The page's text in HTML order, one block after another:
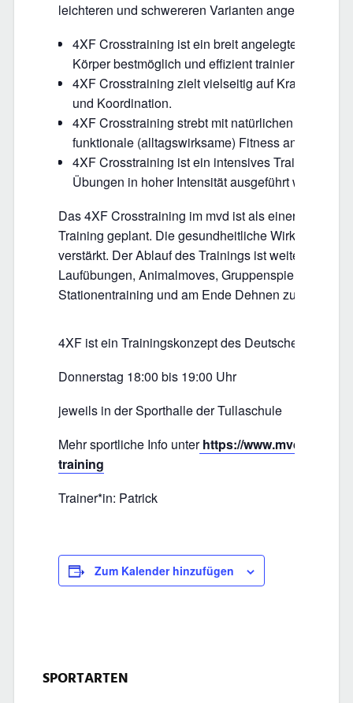
leichteren und schwereren Varianten angeboten.
4XF Crosstraining ist ein breit angelegtes
Körper bestmöglich und effizient trainiert.
4XF Crosstraining zielt vielseitig auf Kraft,
und Koordination.
4XF Crosstraining strebt mit natürlichen und
funktionale (alltagswirksame) Fitness an.
4XF Crosstraining ist ein intensives
Übungen in hoher Intensität ausgeführt werden
Das 4XF Crosstraining im mvd ist als einer der
Training geplant. Die gesundheitliche Wirkung wird
verstärkt. Der Ablauf des Trainings ist weiterhin
Laufübungen, Animalmoves, Gruppenspiel oder
Stationentraining und am Ende Dehnen zur
4XF ist ein Trainingskonzept des Deutschen Turner-
Donnerstag 18:00 bis 19:00 Uhr
jeweils in der Sporthalle der Tullaschule
Mehr sportliche Info unterhttps://www.mvd-
training
Trainer*in: Patrick
Zum Kalender hinzufügen
SPORTARTEN